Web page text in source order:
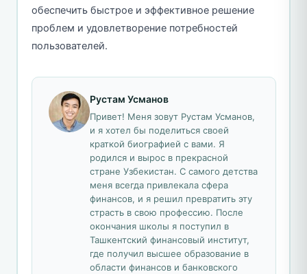
обеспечить быстрое и эффективное решение
проблем и удовлетворение потребностей
пользователей.
Рустам Усманов
Привет! Меня зовут Рустам Усманов,
и я хотел бы поделиться своей
краткой биографией с вами. Я
родился и вырос в прекрасной
стране Узбекистан. С самого детства
меня всегда привлекала сфера
финансов, и я решил превратить эту
страсть в свою профессию. После
окончания школы я поступил в
Ташкентский финансовый институт,
где получил высшее образование в
области финансов и банковского